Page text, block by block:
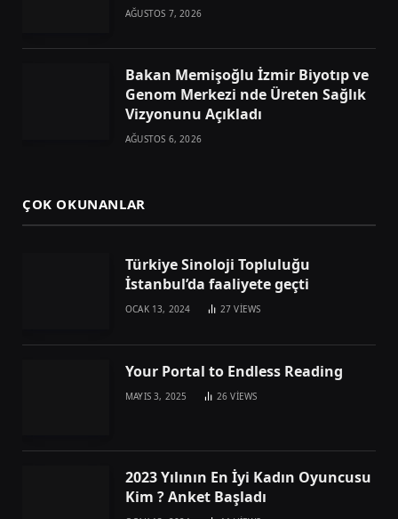
AĞUSTOS 7, 2026
Bakan Memişoğlu İzmir Biyotıp ve
Genom Merkezi nde Üreten Sağlık
Vizyonunu Açıkladı
AĞUSTOS 6, 2026
ÇOK OKUNANLAR
Türkiye Sinoloji Topluluğu
İstanbul’da faaliyete geçti
OCAK 13, 2024 27VIEWS
Your Portal to Endless Reading
MAYIS 3, 2025 26VIEWS
2023 Yılının En İyi Kadın Oyuncusu
Kim ? Anket Başladı